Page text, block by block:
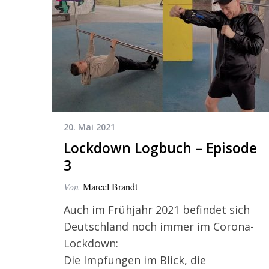
20. Mai 2021
Lockdown Logbuch – Episode
3
Von Marcel Brandt
Auch im Frühjahr 2021 befindet sich
Deutschland noch immer im Corona-
Lockdown:
Die Impfungen im Blick, die
r
c
o